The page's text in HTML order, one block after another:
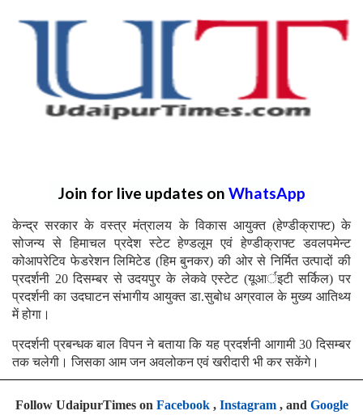
Join for live updates on WhatsApp
केन्द्र सरकार के वस्त्र मंत्रालय के विकास आयुक्त (हेण्डीक्राफ्ट) के
सोजन्य से हिमाचल प्रदेश स्टेट हेण्डलूम एवं हेण्डीक्राफ्ट डवलपमेन्ट
कोआपरेटिव फेडरेशन लिमिटेड (हिम बुनकर) की ओर से निर्मित उत्पादों की
प्रदर्शनी 20 दिसम्बर से उदयपुर के लेकवे एस्टेट (यूआर्इटी सर्किल) पर
प्रदर्शनी का उदघाटन संभागीय आयुक्त डा.सुबोध अग्रवाल के मुख्य आतिथ्य
में होगा।
प्रदर्शनी प्रबन्धक बाल विपन ने बताया कि यह प्रदर्शनी आगामी 30 दिसम्बर
तक चलेगी। जिसका आम जन अवलोकन एवं खरीदारी भी कर सकेंगे।
Follow UdaipurTimes on Facebook, Instagram, and Google